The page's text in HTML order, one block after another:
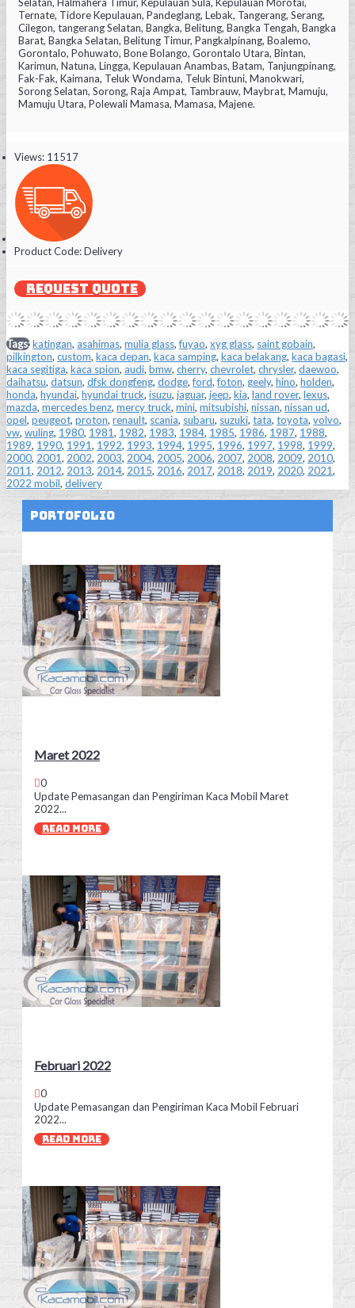
Ternate, Tidore Kepulauan, Pandeglang, Lebak, Tangerang, Serang,
Cilegon, tangerang Selatan, Bangka, Belitung, Bangka Tengah, Bangka
Barat, Bangka Selatan, Belitung Timur, Pangkalpinang, Boalemo,
Gorontalo, Pohuwato, Bone Bolango, Gorontalo Utara, Bintan,
Karimun, Natuna, Lingga, Kepulauan Anambas, Batam, Tanjungpinang,
Fak-Fak, Kaimana, Teluk Wondama, Teluk Bintuni, Manokwari,
Sorong Selatan, Sorong, Raja Ampat, Tambrauw, Maybrat, Mamuju,
Mamuju Utara, Polewali Mamasa, Mamasa, Majene.
Views: 11517
Product Code:Delivery
REQUEST QUOTE
Tags:katingan, asahimas, mulia glass,fuyao, xyg glass, saint gobain,
pilkington, custom, kaca depan, kaca samping, kaca belakang, kaca bagasi,
kaca segitiga, kaca spion, audi, bmw, cherry, chevrolet, chrysler, daewoo,
daihatsu, datsun, dfsk dongfeng, dodge,ford,foton, geely, hino, holden,
honda, hyundai, hyundai truck, isuzu, jaguar, jeep, kia, land rover, lexus,
mazda, mercedes benz, mercy truck, mini, mitsubishi, nissan, nissan ud,
opel, peugeot, proton, renault, scania, subaru, suzuki, tata, toyota, volvo,
vw, wuling, 1980, 1981, 1982, 1983, 1984, 1985, 1986, 1987, 1988,
1989, 1990, 1991, 1992, 1993, 1994, 1995, 1996, 1997, 1998, 1999,
2000, 2001, 2002, 2003, 2004, 2005, 2006, 2007, 2008, 2009, 2010,
2011, 2012, 2013, 2014, 2015, 2016, 2017, 2018, 2019, 2020, 2021,
2022 mobil, delivery
Portofolio
Maret 2022
0
Update Pemasangan dan Pengiriman Kaca Mobil Maret
2022...
READ MORE
Februari 2022
0
Update Pemasangan dan Pengiriman Kaca Mobil Februari
2022...
READ MORE